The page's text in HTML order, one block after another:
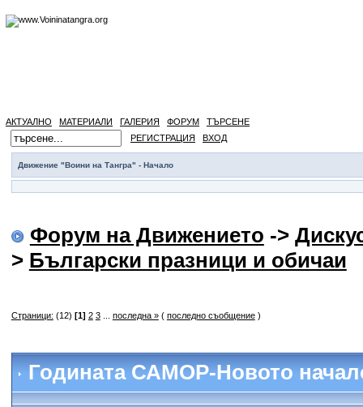
АКТУАЛНО МАТЕРИАЛИ ГАЛЕРИЯ ФОРУМ
ТЪРСЕНЕ
РЕГИСТРАЦИЯ
ВХОД
Движение "Воини на Тангра" - Начало
Форум на Движението ->
> Български празници и обичаи
Страници: (12) [1] 2 3... последна »( последно съобщение)
Годината САМОР-Новото